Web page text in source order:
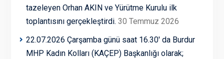
tazeleyen Orhan AKIN ve Yürütme Kurulu ilk
toplantısını gerçekleştirdi. 30 Temmuz 2026
22.07.2026 Çarşamba günü saat 16.30′ da Burdur
MHP Kadın Kolları (KAÇEP) Başkanlığı olarak;